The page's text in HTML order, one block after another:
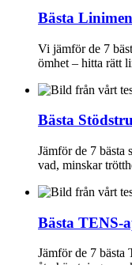
Bästa
Vi jämför de 7
ömhet – hitta rätt
Bästa
Jämför de 7 bästa
vad, minskar
Bästa TENS-
Jämför de 7